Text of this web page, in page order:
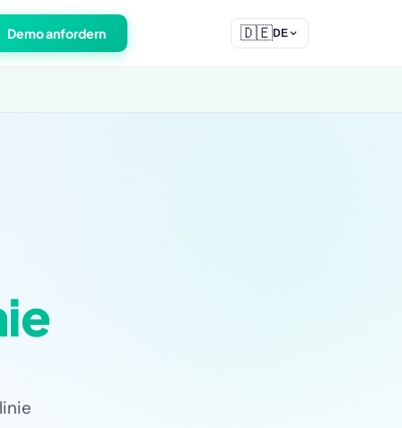
Demo anfordern 🇩🇪DE